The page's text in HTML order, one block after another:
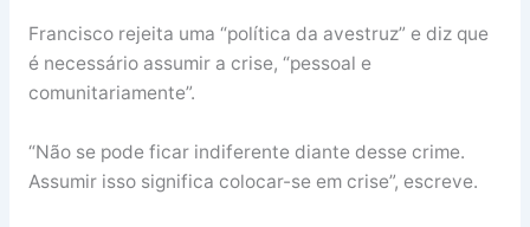
Francisco rejeita uma “política da avestruz” e diz que
é necessário assumir a crise, “pessoal e
comunitariamente”.
“Não se pode ficar indiferente diante desse crime.
Assumir isso significa colocar-se em crise”, escreve.